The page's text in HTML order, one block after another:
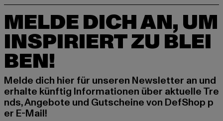
MELDE DICH AN, UM
INSPIRIERT ZU BLEI
BEN!
Melde dich hier für unseren Newsletter an und
erhalte künftig Informationen über aktuelle Tre
nds, Angebote und Gutscheine von DefShop p
er E-Mail!